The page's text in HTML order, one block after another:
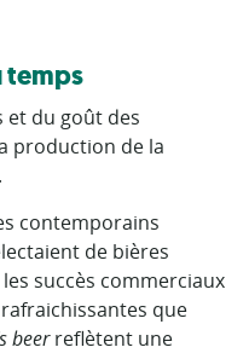
temps
et du goût des
production de la
contemporains
de bières
succès commerciaux
que
beerreflètent une